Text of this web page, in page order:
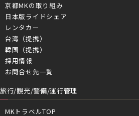
京都MKの取り組み
日本版ライドシェア
レンタカー
台湾（提携）
韓国（提携）
採用情報
お問合せ先一覧
旅行/観光/警備/運行管理
MKトラベルTOP